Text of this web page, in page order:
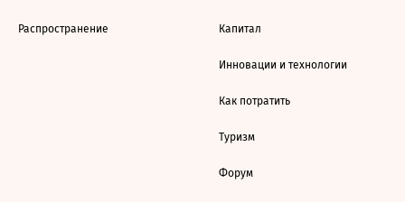
Распространение Капитал
Инновации и технологии
Как потратить
Туризм
Форум